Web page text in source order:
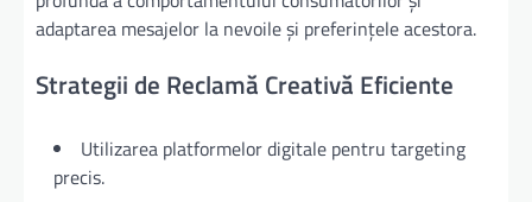
adaptarea mesajelor la nevoile și preferințele acestora.
Strategii de Reclamă Creativă Eficiente
Utilizarea platformelor digitale pentru targeting
precis.